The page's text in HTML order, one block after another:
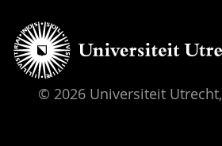
© 2026 Universiteit Utrecht,